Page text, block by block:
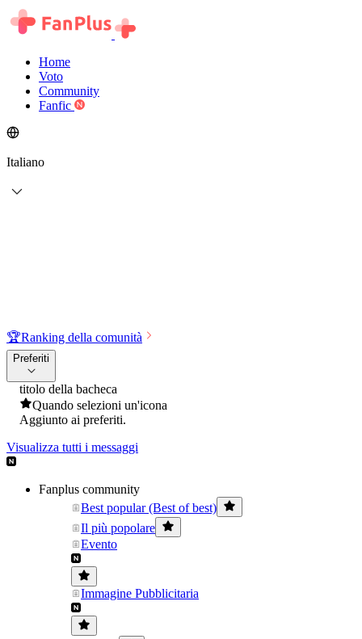
Home
Voto
Community
Fanfic
Italiano
🏆Ranking della comunità
Preferiti
titolo della bacheca
Quando selezioni un'icona
Aggiunto ai preferiti.
Visualizza tutti i messaggi
Fanplus community
Best popular (Best of best)
Il più popolare
Evento
Immagine Pubblicitaria